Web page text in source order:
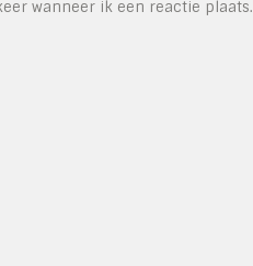
wanneer ik een reactie plaats.